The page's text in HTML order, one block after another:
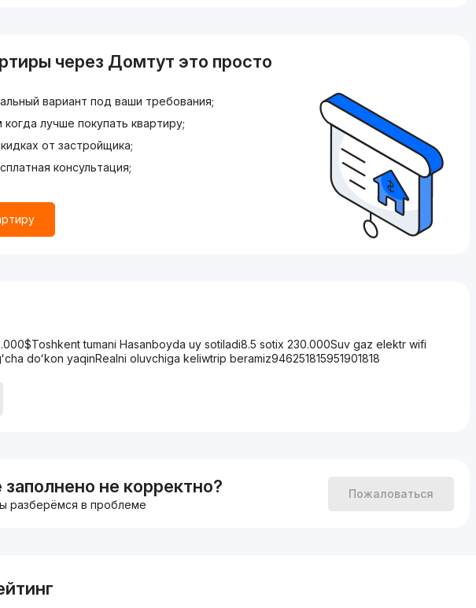
через Домтут это просто
вариант под ваши требования;
лучше покупать квартиру;
от застройщика;
консультация;
tumani Hasanboyda uy sotiladi8.5 sotix 230.000Suv gaz elektr wifi
doʻkon yaqinRealni oluvchiga keliwtrip beramiz946251815951901818
не корректно?
разберёмся в проблеме
Пожаловаться